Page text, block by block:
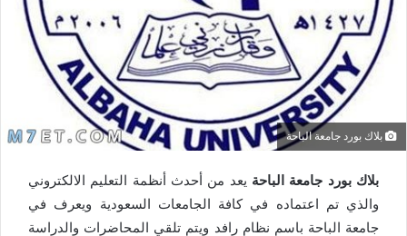
بلاك بورد جامعة الباحة
بلاك بورد جامعة الباحة يعد من أحدث أنظمة التعليم الالكتروني
والذي تم اعتماده في كافة الجامعات السعودية ويعرف في
جامعة الباحة باسم نظام رافد ويتم تلقي المحاضرات والدراسة